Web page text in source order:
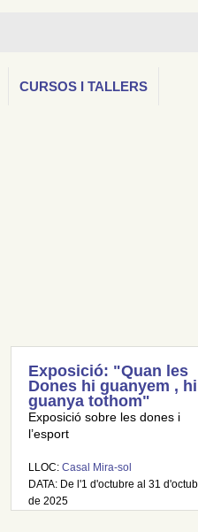
CURSOS I TALLERS
Exposició: "Quan les
Dones hi guanyem , hi
guanya tothom"
Exposició sobre les dones i
l’esport
LLOC:Casal Mira-sol
DATA: De l'1 d'octubre al 31
de 2025